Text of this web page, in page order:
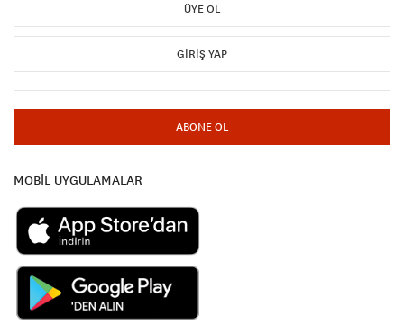
ÜYE OL
GIRIŞ YAP
ABONE OL
MOBİL UYGULAMALAR